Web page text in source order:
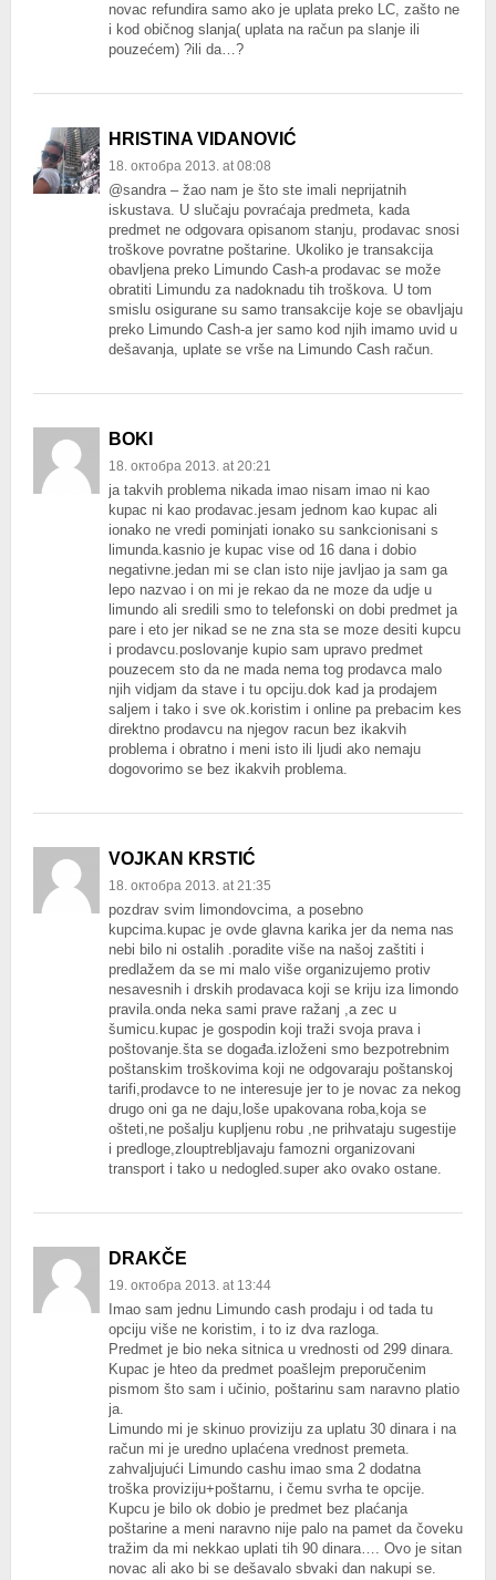
novac refundira samo ako je uplata preko LC, zašto ne
i kod običnog slanja( uplata na račun pa slanje ili
pouzećem) ?ili da…?
HRISTINA VIDANOVIĆ
18. октобра 2013. at 08:08
@sandra – žao nam je što ste imali neprijatnih
iskustava. U slučaju povraćaja predmeta, kada
predmet ne odgovara opisanom stanju, prodavac snosi
troškove povratne poštarine. Ukoliko je transakcija
obavljena preko Limundo Cash-a prodavac se može
obratiti Limundu za nadoknadu tih troškova. U tom
smislu osigurane su samo transakcije koje se obavljaju
preko Limundo Cash-a jer samo kod njih imamo uvid u
dešavanja, uplate se vrše na Limundo Cash račun.
BOKI
18. октобра 2013. at 20:21
ja takvih problema nikada imao nisam imao ni kao
kupac ni kao prodavac.jesam jednom kao kupac ali
ionako ne vredi pominjati ionako su sankcionisani s
limunda.kasnio je kupac vise od 16 dana i dobio
negativne.jedan mi se clan isto nije javljao ja sam ga
lepo nazvao i on mi je rekao da ne moze da udje u
limundo ali sredili smo to telefonski on dobi predmet ja
pare i eto jer nikad se ne zna sta se moze desiti kupcu
i prodavcu.poslovanje kupio sam upravo predmet
pouzecem sto da ne mada nema tog prodavca malo
njih vidjam da stave i tu opciju.dok kad ja prodajem
saljem i tako i sve ok.koristim i online pa prebacim kes
direktno prodavcu na njegov racun bez ikakvih
problema i obratno i meni isto ili ljudi ako nemaju
dogovorimo se bez ikakvih problema.
VOJKAN KRSTIĆ
18. октобра 2013. at 21:35
pozdrav svim limondovcima, a posebno
kupcima.kupac je ovde glavna karika jer da nema nas
nebi bilo ni ostalih .poradite više na našoj zaštiti i
predlažem da se mi malo više organizujemo protiv
nesavesnih i drskih prodavaca koji se kriju iza limondo
pravila.onda neka sami prave ražanj ,a zec u
šumicu.kupac je gospodin koji traži svoja prava i
poštovanje.šta se događa.izloženi smo bezpotrebnim
poštanskim troškovima koji ne odgovaraju poštanskoj
tarifi,prodavce to ne interesuje jer to je novac za nekog
drugo oni ga ne daju,loše upakovana roba,koja se
ošteti,ne pošalju kupljenu robu ,ne prihvataju sugestije
i predloge,zlouptrebljavaju famozni organizovani
transport i tako u nedogled.super ako ovako ostane.
DRAKČE
19. октобра 2013. at 13:44
Imao sam jednu Limundo cash prodaju i od tada tu
opciju više ne koristim, i to iz dva razloga.
Predmet je bio neka sitnica u vrednosti od 299 dinara.
Kupac je hteo da predmet poašlejm preporučenim
pismom što sam i učinio, poštarinu sam naravno platio
ja.
Limundo mi je skinuo proviziju za uplatu 30 dinara i na
račun mi je uredno uplaćena vrednost premeta.
zahvaljujući Limundo cashu imao sma 2 dodatna
troška proviziju+poštarnu, i čemu svrha te opcije.
Kupcu je bilo ok dobio je predmet bez plaćanja
poštarine a meni naravno nije palo na pamet da čoveku
tražim da mi nekkao uplati tih 90 dinara…. Ovo je sitan
novac ali ako bi se dešavalo sbvaki dan nakupi se.